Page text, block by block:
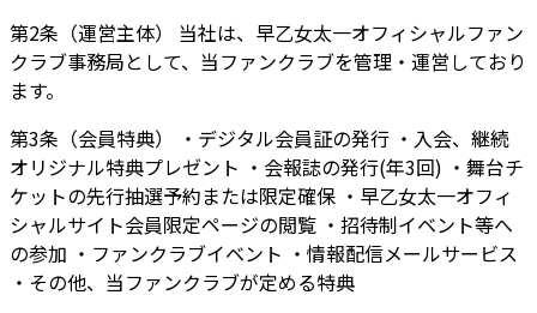
第2条（運営主体） 当社は、早乙女太一オフィシャルファン
クラブ事務局として、当ファンクラブを管理・運営しており
ます。
第3条（会員特典） ・デジタル会員証の発行 ・入会、継続
オリジナル特典プレゼント ・会報誌の発行(年3回) ・舞台チ
ケットの先行抽選予約または限定確保 ・早乙女太一オフィ
シャルサイト会員限定ページの閲覧 ・招待制イベント等へ
の参加 ・ファンクラブイベント ・情報配信メールサービス
・その他、当ファンクラブが定める特典